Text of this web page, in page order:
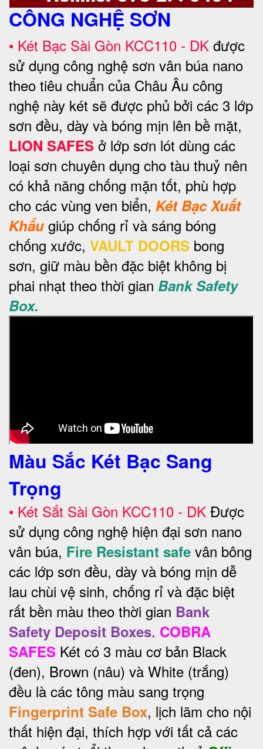
CÔNG NGHỆ SƠN
• Két Bạc Sài Gòn KCC110 - DK được
sử dụng công nghệ sơn vân búa nano
theo tiêu chuẩn của Châu Âu công
nghệ này két sẽ được phủ bởi các 3 lớp
sơn đều, dày và bóng mịn lên bề mặt,
LION SAFES ở lớp sơn lót dùng các
loại sơn chuyên dụng cho tàu thuỷ nên
có khả năng chống mặn tốt, phù hợp
cho các vùng ven biển, Két Bạc Xuất
Khẩu giúp chống rỉ và sáng bóng
chống xước, VAULT DOORS bong
sơn, giữ màu bền đặc biệt không bị
phai nhạt theo thời gian Bank Safety
Box.
Màu Sắc Két Bạc Sang
Trọng
• Két Sắt Sài Gòn KCC110 - DK Được
sử dụng công nghệ hiện đại sơn nano
vân búa, Fire Resistant safe vân bông
các lớp sơn đều, dày và bóng mịn dễ
lau chùi vệ sinh, chống rỉ và đặc biệt
rất bền màu theo thời gian Bank
Safety Deposit Boxes. COBRA
SAFES Két có 3 màu cơ bản Black
(đen), Brown (nâu) và White (trắng)
đều là các tông màu sang trọng
Fingerprint Safe Box, lịch lãm cho nội
thất hiện đại, thích hợp với tất cả các